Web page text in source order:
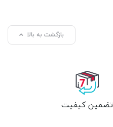
بازگشت به بالا
تضمین کیفیت